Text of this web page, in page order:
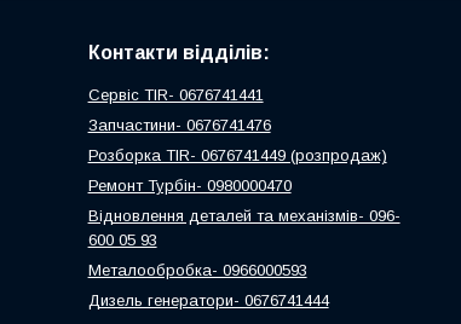
Контакти відділів:
Сервіс TIR- 0676741441
Запчастини- 0676741476
Розборка TIR- 0676741449 (розпродаж)
Ремонт Турбін- 0980000470
Відновлення деталей та механізмів- 096-
600 05 93
Металообробка- 0966000593
Дизель генератори- 0676741444